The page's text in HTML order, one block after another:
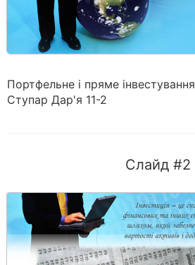
Портфельне і пряме інвестування
Ступар Дар'я 11-2
Слайд #2